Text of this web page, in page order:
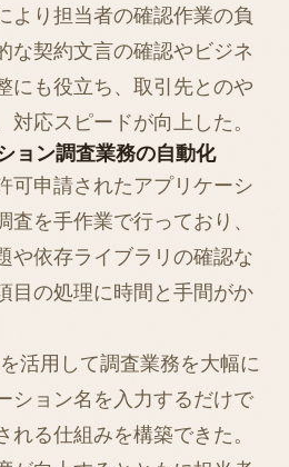
より担当者の確認作業の負
な契約文言の確認やビジネ
にも役立ち、取引先とのや
対応スピードが向上した。
ョン調査業務の自動化
可申請されたアプリケーシ
査を手作業で行っており、
や依存ライブラリの確認な
目の処理に時間と手間がか
活用して調査業務を大幅に
ション名を入力するだけで
る仕組みを構築できた。